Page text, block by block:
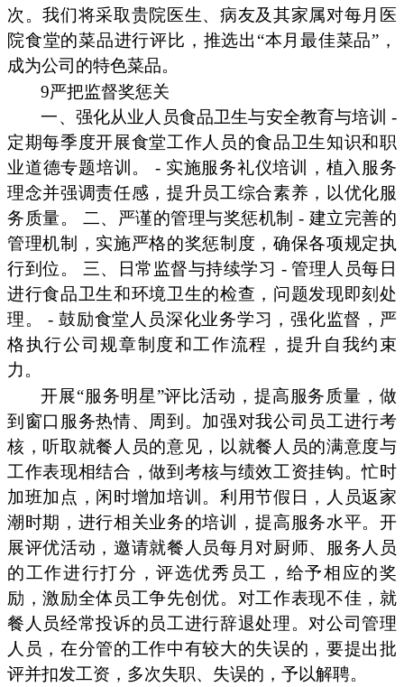
次。我们将采取贵院医生、病友及其家属对每月医
院食堂的菜品进行评比，推选出“本月最佳菜品”，
成为公司的特色菜品。
9严把监督奖惩关
一、强化从业人员食品卫生与安全教育与培训 -
定期每季度开展食堂工作人员的食品卫生知识和职
业道德专题培训。 - 实施服务礼仪培训，植入服务
理念并强调责任感，提升员工综合素养，以优化服
务质量。 二、严谨的管理与奖惩机制 - 建立完善的
管理机制，实施严格的奖惩制度，确保各项规定执
行到位。 三、日常监督与持续学习 - 管理人员每日
进行食品卫生和环境卫生的检查，问题发现即刻处
理。 - 鼓励食堂人员深化业务学习，强化监督，严
格执行公司规章制度和工作流程，提升自我约束
力。
开展“服务明星”评比活动，提高服务质量，做
到窗口服务热情、周到。加强对我公司员工进行考
核，听取就餐人员的意见，以就餐人员的满意度与
工作表现相结合，做到考核与绩效工资挂钩。忙时
加班加点，闲时增加培训。利用节假日，人员返家
潮时期，进行相关业务的培训，提高服务水平。开
展评优活动，邀请就餐人员每月对厨师、服务人员
的工作进行打分，评选优秀员工，给予相应的奖
励，激励全体员工争先创优。对工作表现不佳，就
餐人员经常投诉的员工进行辞退处理。对公司管理
人员，在分管的工作中有较大的失误的，要提出批
评并扣发工资，多次失职、失误的，予以解聘。